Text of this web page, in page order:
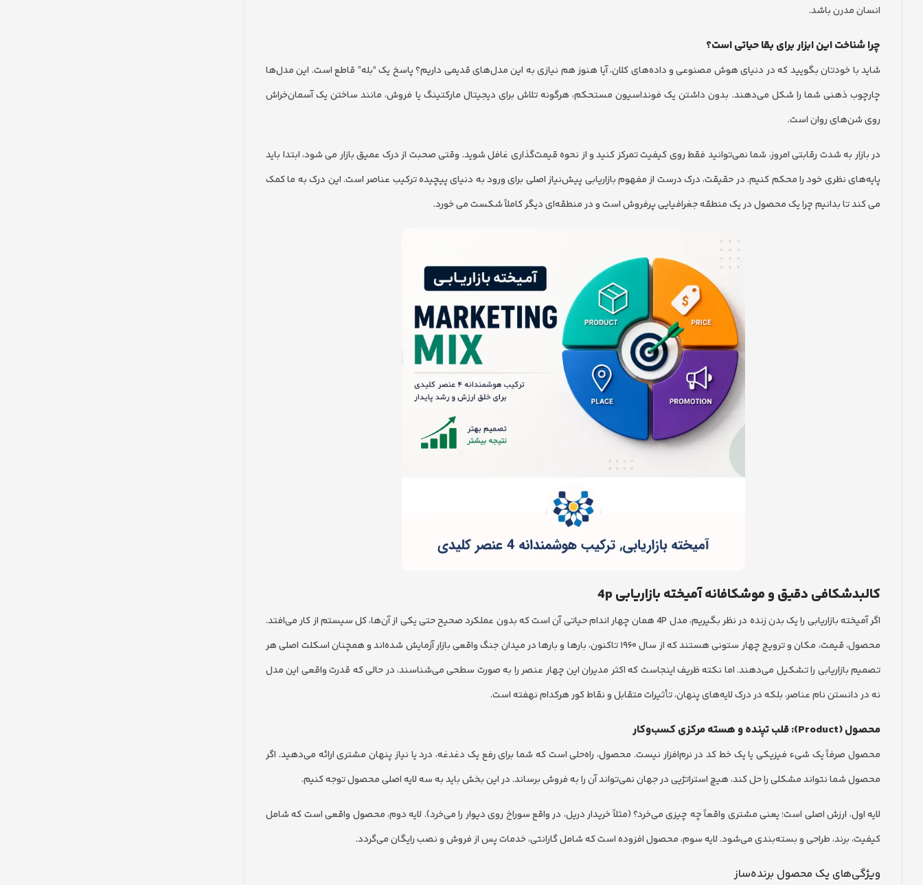
انسان مدرن باشد.
چرا شناخت این ابزار برای بقا حیاتی است؟
شاید با خودتان بگویید که در دنیای هوش مصنوعی و داده‌های کلان، آیا هنوز هم نیازی به این مدل‌های قدیمی داریم؟ پاسخ یک “بله” قاطع است. این مدل‌ها
چارچوب ذهنی شما را شکل می‌دهند. بدون داشتن یک فونداسیون مستحکم، هرگونه تلاش برای دیجیتال مارکتینگ یا فروش، مانند ساختن یک آسمان‌خراش
روی شن‌های روان است.
در بازار به شدت رقابتی امروز، شما نمی‌توانید فقط روی کیفیت تمرکز کنید و از نحوه قیمت‌گذاری غافل شوید. وقتی صحبت از درک عمیق بازار می شود، ابتدا باید
پایه‌های نظری خود را محکم کنیم. در حقیقت، درک درست از مفهوم بازاریابی پیش‌نیاز اصلی برای ورود به دنیای پیچیده ترکیب عناصر است. این درک به ما کمک
می کند تا بدانیم چرا یک محصول در یک منطقه جغرافیایی پرفروش است و در منطقه‌ای دیگر کاملاً شکست می خورد.
کالبدشکافی دقیق و موشکافانه آمیخته بازاریابی 4p
اگر آمیخته بازاریابی را یک بدن زنده در نظر بگیریم، مدل 4P همان چهار اندام حیاتی آن است که بدون عملکرد صحیح حتی یکی از آن‌ها، کل سیستم از کار می‌افتد.
محصول، قیمت، مکان و ترویج چهار ستونی هستند که از سال ۱۹۶۰ تاکنون، بارها و بارها در میدان جنگ واقعی بازار آزمایش شده‌اند و همچنان اسکلت اصلی هر
تصمیم بازاریابی را تشکیل می‌دهند. اما نکته ظریف اینجاست که اکثر مدیران این چهار عنصر را به صورت سطحی می‌شناسند، در حالی که قدرت واقعی این مدل
نه در دانستن نام عناصر، بلکه در درک لایه‌های پنهان، تأثیرات متقابل و نقاط کور هرکدام نهفته است.
محصول (Product): قلب تپنده و هسته مرکزی کسب‌وکار
محصول صرفاً یک شیء فیزیکی یا یک خط کد در نرم‌افزار نیست. محصول، راه‌حلی است که شما برای رفع یک دغدغه، درد یا نیاز پنهان مشتری ارائه می‌دهید. اگر
محصول شما نتواند مشکلی را حل کند، هیچ استراتژیی در جهان نمی‌تواند آن را به فروش برساند. در این بخش باید به سه لایه اصلی محصول توجه کنیم.
لایه اول، ارزش اصلی است؛ یعنی مشتری واقعاً چه چیزی می‌خرد؟ (مثلاً خریدار دریل، در واقع سوراخ روی دیوار را می‌خرد). لایه دوم، محصول واقعی است که شامل
کیفیت، برند، طراحی و بسته‌بندی می‌شود. لایه سوم، محصول افزوده است که شامل گارانتی، خدمات پس از فروش و نصب رایگان می‌گردد.
ویژگی‌های یک محصول برنده‌ساز